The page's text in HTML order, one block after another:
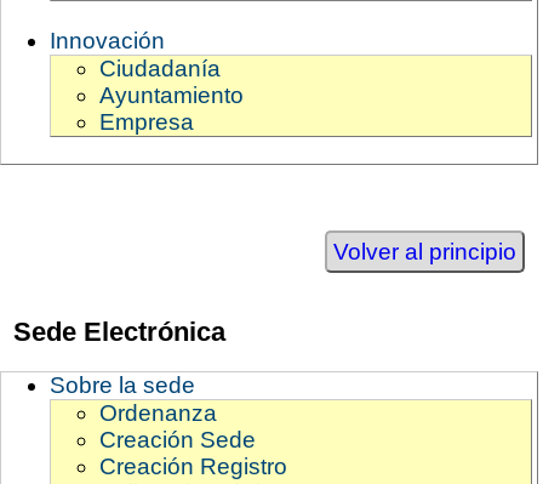
Innovación
Ciudadanía
Ayuntamiento
Empresa
Volver al principio
Sede Electrónica
Sobre la sede
Ordenanza
Creación Sede
Creación Registro